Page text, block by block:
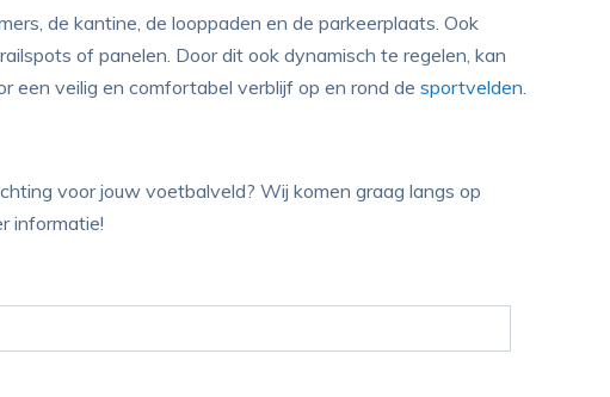
de kantine, de looppaden en de parkeerplaats. Ook
of panelen. Door dit ook dynamisch te regelen, kan
een veilig en comfortabel verblijf op en rond desportvelden.
voor jouw voetbalveld? Wij komen graag langs op
informatie!